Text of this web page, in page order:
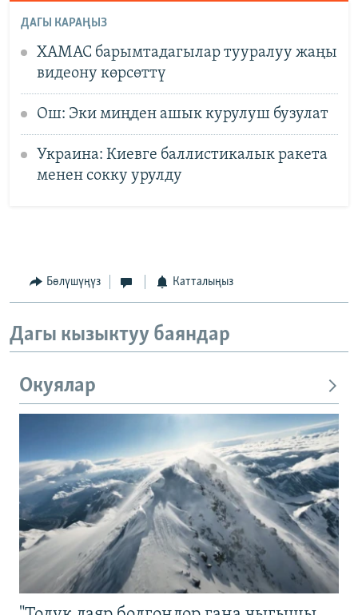
ДАГЫ КАРАҢЫЗ
ХАМАС барымтадагылар тууралуу жаңы
видеону көрсөттү
Ош: Эки миңден ашык курулуш бузулат
Украина: Киевге баллистикалык ракета
менен сокку урулду
Бөлүшүңүз Катталыңыз
Дагы кызыктуу баяндар
Окуялар